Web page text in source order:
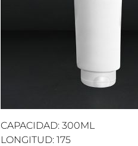
CAPACIDAD: 300ML
LONGITUD: 175